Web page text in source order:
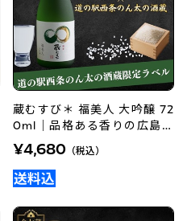
蔵むすび＊ 福美人 大吟醸 72
0ml｜品格ある香りの広島・
西条地酒
¥4,680 （税込）